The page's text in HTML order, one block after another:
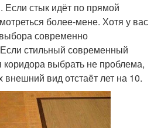
Если стык идёт по прямой
более-мене. Хотя у вас
современно
стильный современный
коридора выбрать не проблема,
вид отстаёт лет на 10.